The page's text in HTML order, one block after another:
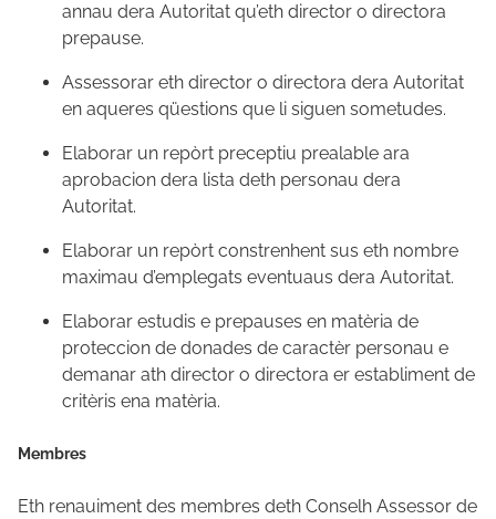
annau dera Autoritat qu’eth director o directora
prepause.
Assessorar eth director o directora dera Autoritat
en aqueres qüestions que li siguen sometudes.
Elaborar un repòrt preceptiu prealable ara
aprobacion dera lista deth personau dera
Autoritat.
Elaborar un repòrt constrenhent sus eth nombre
maximau d’emplegats eventuaus dera Autoritat.
Elaborar estudis e prepauses en matèria de
proteccion de donades de caractèr personau e
demanar ath director o directora er establiment de
critèris ena matèria.
Membres
Eth renauiment des membres deth Conselh Assessor de